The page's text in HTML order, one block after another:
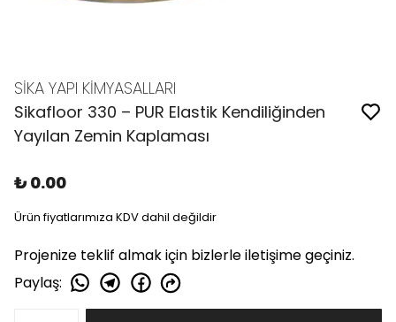
SİKA YAPI KİMYASALLARI
Sikafloor 330 – PUR Elastik Kendiliğinden
Yayılan Zemin Kaplaması
₺ 0.00
Ürün fiyatlarımıza KDV dahil değildir
Projenize teklif almak için bizlerle iletişime geçiniz.
Paylaş: